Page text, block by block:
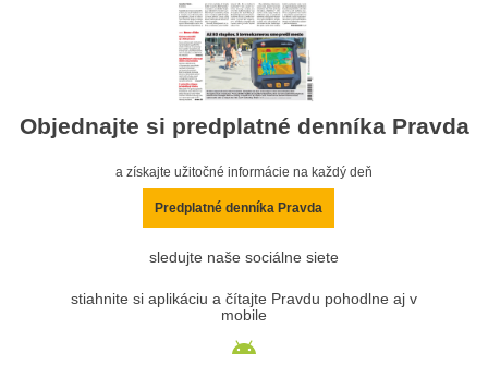
Objednajte si predplatné denníka Pravda
a získajte užitočné informácie na každý deň
Predplatné denníka Pravda
sledujte naše sociálne siete
stiahnite si aplikáciu a čítajte Pravdu pohodlne aj v
mobile